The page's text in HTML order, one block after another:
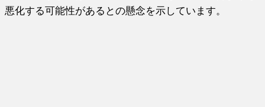
悪化する可能性があるとの懸念を示しています。